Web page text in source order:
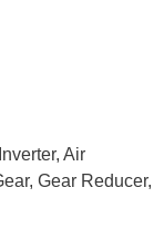
Air
Gear Reducer,